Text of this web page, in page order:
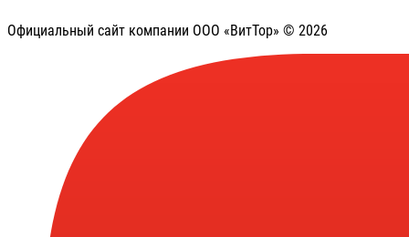
Официальный сайт компании ООО «ВитТор» © 2026